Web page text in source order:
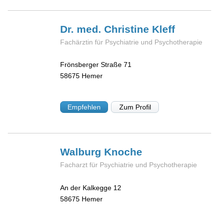
Dr. med. Christine Kleff
Fachärztin für Psychiatrie und Psychotherapie
Frönsberger Straße 71
58675 Hemer
Empfehlen Zum Profil
Walburg Knoche
Facharzt für Psychiatrie und Psychotherapie
An der Kalkegge 12
58675 Hemer